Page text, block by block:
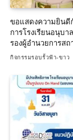
ขอแสดงความยินดี
การโรงเรียนอนุบา
รองผู้อำนวยการส
กิจกรรมรอบรั้วฟ้า-ขาว